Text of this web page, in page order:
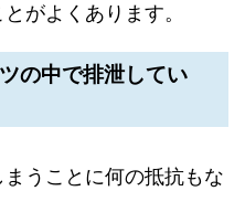
がよくあります。
の中で排泄してい
うことに何の抵抗もな